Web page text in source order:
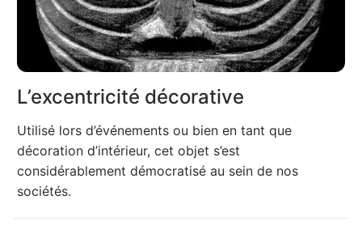
L’excentricité décorative
Utilisé lors d’événements ou bien en tant que
décoration d’intérieur, cet objet s’est
considérablement démocratisé au sein de nos
sociétés.